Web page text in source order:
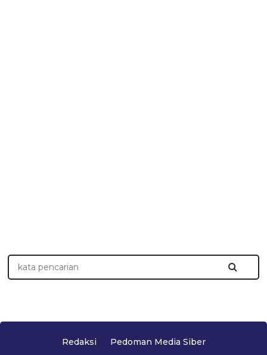
Redaksi Pedoman Media Siber